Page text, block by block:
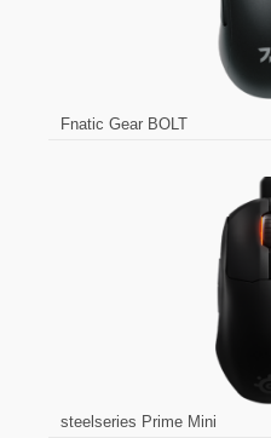
Fnatic Gear BOLT
steelseries Prime Mini